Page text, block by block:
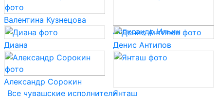
Валентина Кузнецова
Александр Ильин
Диана
Денис Антипов
Александр Сорокин
Янташ
Все чувашские исполнители